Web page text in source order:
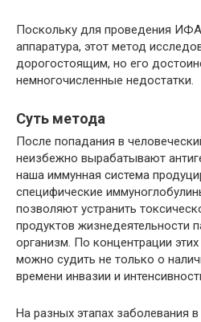
Поскольку для проведения
аппаратура, этот метод
дорогостоящим, но его
немногочисленные недостатки.
Суть метода
После попадания в
неизбежно вырабатывают
наша иммунная система
специфические
позволяют устранить
продуктов жизнедеятельности
организм. По концентрации
можно судить не только о
времени инвазии и
На разных этапах заболевания